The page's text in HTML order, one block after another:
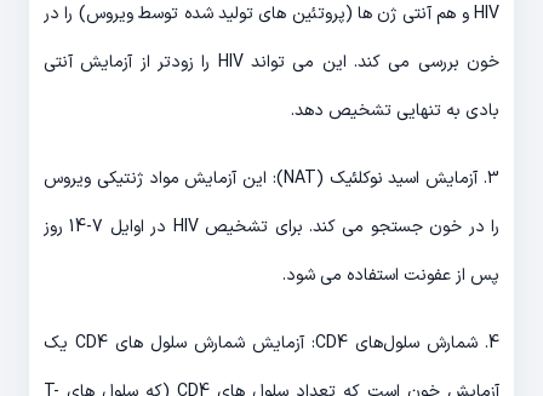
HIV و هم آنتی ژن ها (پروتئین های تولید شده توسط ویروس) را در
خون بررسی می کند. این می تواند HIV را زودتر از آزمایش آنتی
بادی به تنهایی تشخیص دهد.
3. آزمایش اسید نوکلئیک (NAT): این آزمایش مواد ژنتیکی ویروس
را در خون جستجو می کند. برای تشخیص HIV در اوایل 7-14 روز
پس از عفونت استفاده می شود.
4. شمارش سلول‌های CD4: آزمایش شمارش سلول های CD4 یک